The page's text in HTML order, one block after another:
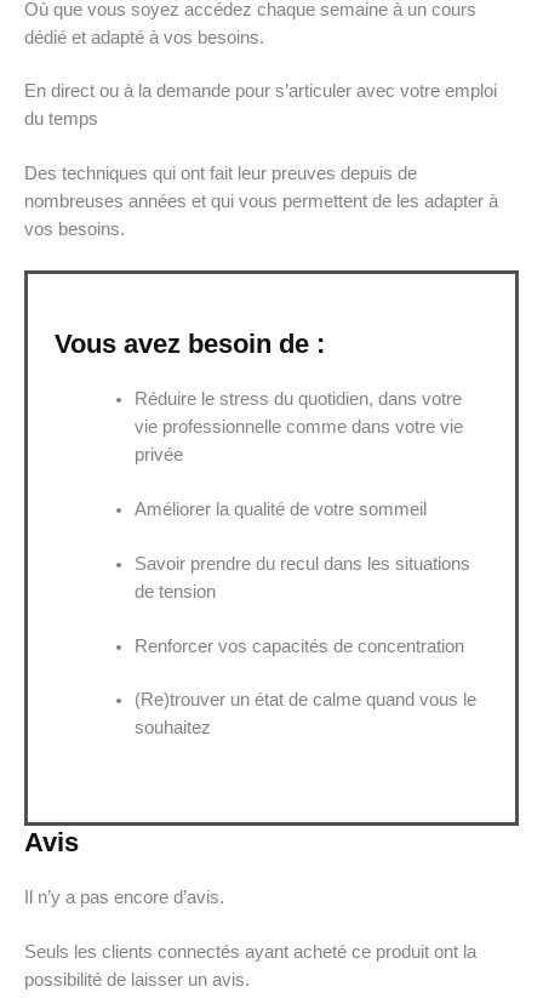
Où que vous soyez accédez chaque semaine à un cours
dédié et adapté à vos besoins.
En direct ou à la demande pour s’articuler avec votre emploi
du temps
Des techniques qui ont fait leur preuves depuis de
nombreuses années et qui vous permettent de les adapter à
vos besoins.
Vous avez besoin de :
Réduire le stress du quotidien, dans votre
vie professionnelle comme dans votre vie
privée
Améliorer la qualité de votre sommeil
Savoir prendre du recul dans les situations
de tension
Renforcer vos capacités de concentration
(Re)trouver un état de calme quand vous le
souhaitez
Avis
Il n’y a pas encore d’avis.
Seuls les clients connectés ayant acheté ce produit ont la
possibilité de laisser un avis.